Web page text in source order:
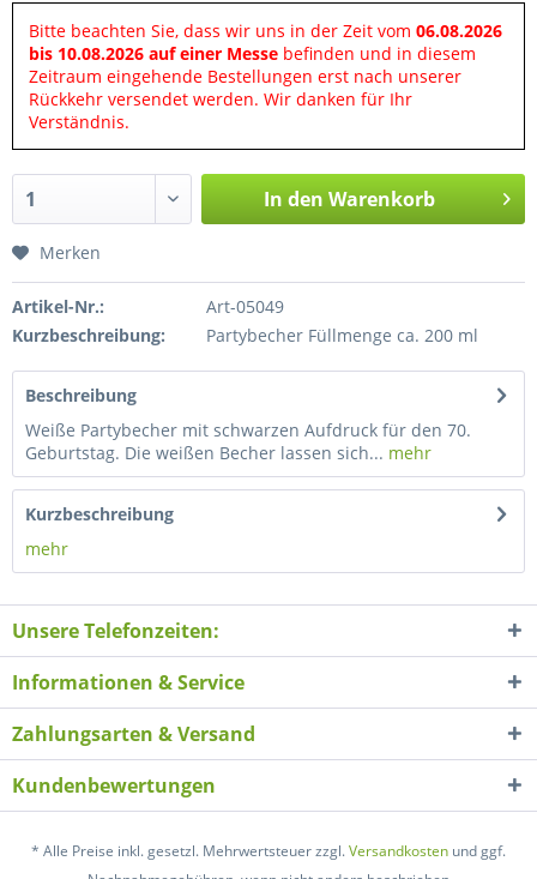
Bitte beachten Sie, dass wir uns in der Zeit vom 06.08.2026
bis 10.08.2026 auf einer Messe befinden und in diesem
Zeitraum eingehende Bestellungen erst nach unserer
Rückkehr versendet werden. Wir danken für Ihr
Verständnis.
In den Warenkorb
Merken
Artikel-Nr.:
Art-05049
Kurzbeschreibung:
Partybecher Füllmenge ca. 200 ml
Beschreibung
Weiße Partybecher mit schwarzen Aufdruck für den 70.
Geburtstag. Die weißen Becher lassen sich... mehr
Kurzbeschreibung
mehr
Unsere Telefonzeiten:
Informationen & Service
Zahlungsarten & Versand
Kundenbewertungen
* Alle Preise inkl. gesetzl. Mehrwertsteuer zzgl.Versandkosten und ggf.